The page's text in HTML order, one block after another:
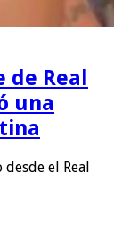
de Real
una
el Real